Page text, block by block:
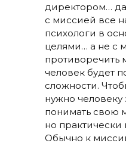
директором…
с миссией все
психологи в
целями… а не с
противоречить
человек будет
сложности.
нужно человеку
понимать свою
но практически
Обычно к